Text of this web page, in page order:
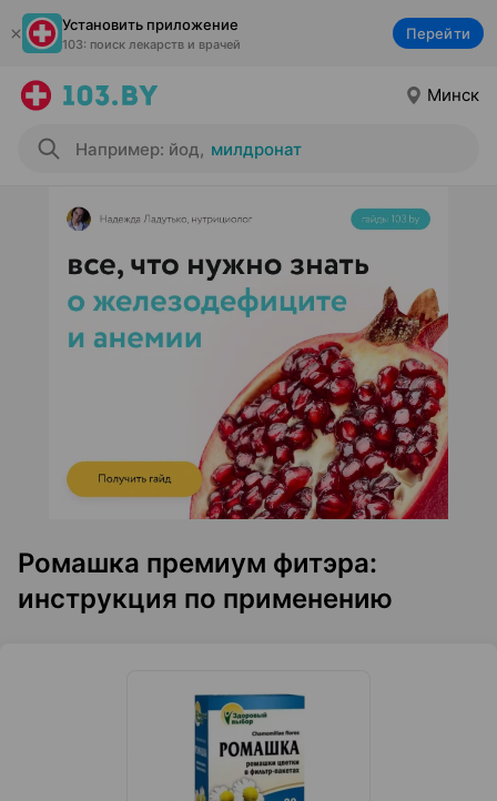
Установить приложение
103: поиск лекарств и врачей
Перейти
Минск
Например: йод, милдронат
Ромашка премиум фитэра:
инструкция по применению